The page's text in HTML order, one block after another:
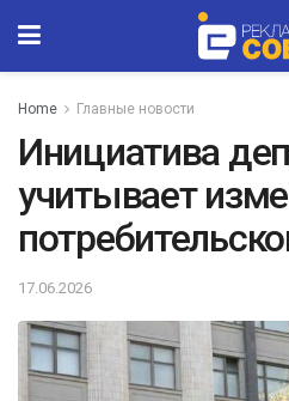
Home Главные новости
Инициатива
учитывает
17.06.2026